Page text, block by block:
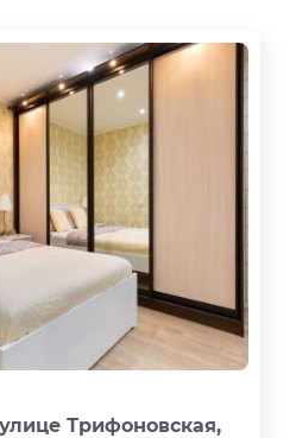
Трифоновская,